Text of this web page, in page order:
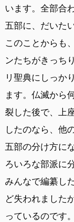
います。全部合
五部に、だいた
このことからも
ンたちがきっち
リ聖典にしっか
ます。仏滅から
裂した後で、上
したのなら、他
五部の分け方に
ろいろな部派に
みんなで編纂し
ど失われました
っているのです。